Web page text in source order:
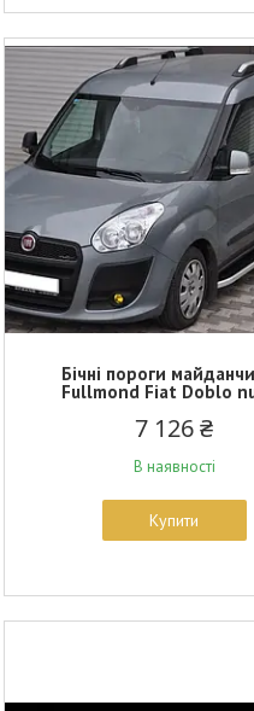
Бічні пороги
Fullmond Fiat Doblo
7 126 ₴
В наявності
Купити